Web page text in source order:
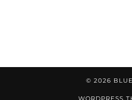
© 2026